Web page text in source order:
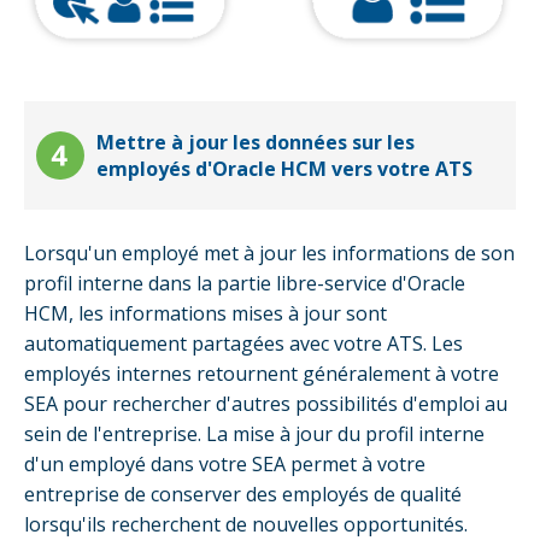
Mettre à jour les données sur les
employés d'Oracle HCM vers votre ATS
Lorsqu'un employé met à jour les informations de son
profil interne dans la partie libre-service d'Oracle
HCM, les informations mises à jour sont
automatiquement partagées avec votre ATS. Les
employés internes retournent généralement à votre
SEA pour rechercher d'autres possibilités d'emploi au
sein de l'entreprise. La mise à jour du profil interne
d'un employé dans votre SEA permet à votre
entreprise de conserver des employés de qualité
lorsqu'ils recherchent de nouvelles opportunités.